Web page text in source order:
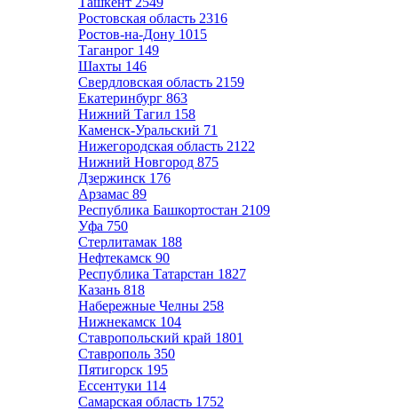
Ростовская область 2316
Ростов-на-Дону 1015
Таганрог 149
Шахты 146
Свердловская область 2159
Екатеринбург 863
Нижний Тагил 158
Каменск-Уральский 71
Нижегородская область 2122
Нижний Новгород 875
Дзержинск 176
Арзамас 89
Республика Башкортостан 2109
Уфа 750
Стерлитамак 188
Нефтекамск 90
Республика Татарстан 1827
Казань 818
Набережные Челны 258
Нижнекамск 104
Ставропольский край 1801
Ставрополь 350
Пятигорск 195
Ессентуки 114
Самарская область 1752